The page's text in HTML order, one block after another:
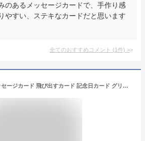
のあるメッセージカードで、手作り感
やすい、ステキなカードだと思います
全てのおすすめコメント (1件) >
バレンタイン メッセージカード 飛び出すカード 記念日カード グリーティングカード ポップアップカード 立体 3D 祝いカード キューピッドカード 結婚祝い プロポーズカード